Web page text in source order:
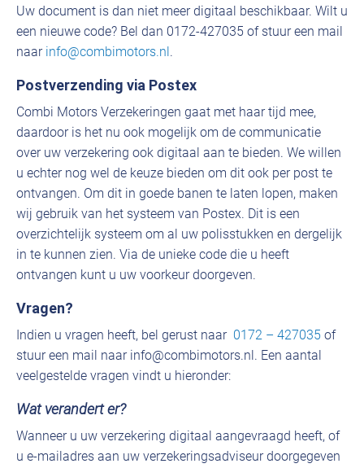
Uw document is dan niet meer digitaal beschikbaar. Wilt u
een nieuwe code? Bel dan 0172-427035 of stuur een mail
naar info@combimotors.nl.
Postverzending via Postex
Combi Motors Verzekeringen gaat met haar tijd mee,
daardoor is het nu ook mogelijk om de communicatie
over uw verzekering ook digitaal aan te bieden. We willen
u echter nog wel de keuze bieden om dit ook per post te
ontvangen. Om dit in goede banen te laten lopen, maken
wij gebruik van het systeem van Postex. Dit is een
overzichtelijk systeem om al uw polisstukken en dergelijk
in te kunnen zien. Via de unieke code die u heeft
ontvangen kunt u uw voorkeur doorgeven.
Vragen?
Indien u vragen heeft, bel gerust naar 0172 – 427035 of
stuur een mail naar info@combimotors.nl. Een aantal
veelgestelde vragen vindt u hieronder:
Wat verandert er?
Wanneer u uw verzekering digitaal aangevraagd heeft, of
u e-mailadres aan uw verzekeringsadviseur doorgegeven